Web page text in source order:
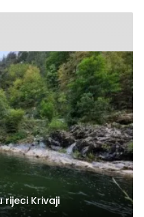
rijeci Krivaji